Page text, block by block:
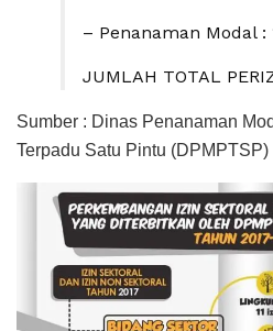
– Penanaman Modal :
JUMLAH TOTAL
Sumber : Dinas Penanaman
Terpadu Satu Pintu